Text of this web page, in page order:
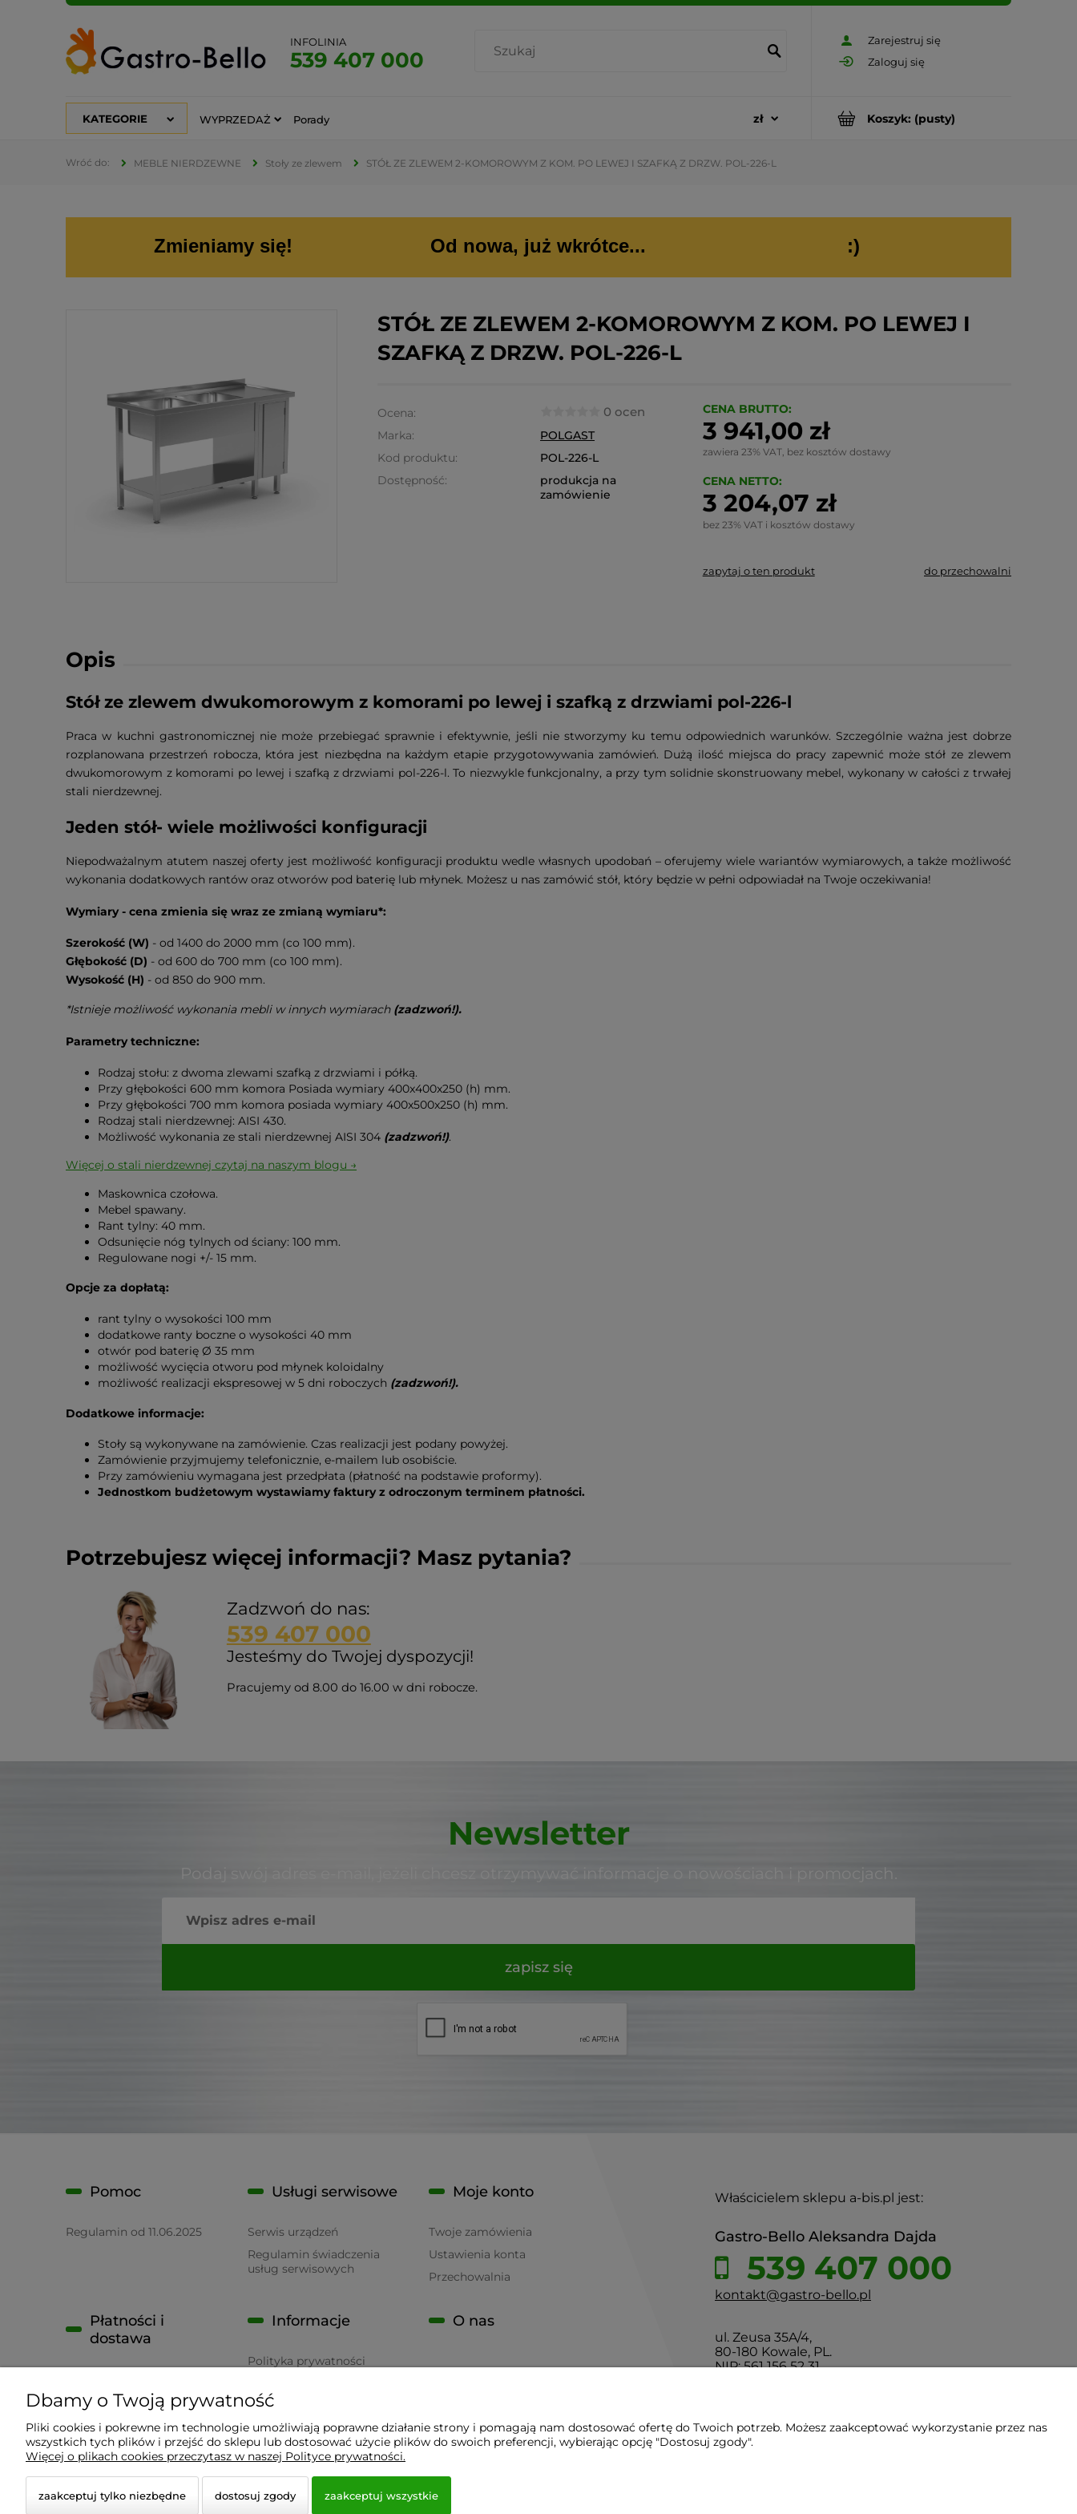
Zarejestruj się
Zaloguj się
INFOLINIA
539 407 000
Koszyk: (pusty)
KATEGORIE WYPRZEDAŻ Porady
MEBLE NIERDZEWNE Stoły ze zlewem STÓŁ ZE ZLEWEM 2-KOMOROWYM Z KOM. PO LEWEJ I SZAFKĄ Z DRZW. POL-226-L
Zmieniamy się! Od nowa, już wkrótce... :)
STÓŁ ZE ZLEWEM 2-KOMOROWYM Z KOM. PO LEWEJ I
SZAFKĄ Z DRZW. POL-226-L
Ocena: 0 ocen
Marka:
POLGAST
Kod produktu:
POL-226-L
Dostępność:
produkcja na
zamówienie
CENA BRUTTO:
3 941,00 zł
zawiera 23% VAT, bez kosztów dostawy
CENA NETTO:
3 204,07 zł
bez 23% VAT i kosztów dostawy
zapytaj o ten produkt do przechowalni
Opis
Stół ze zlewem dwukomorowym z komorami po lewej i szafką z drzwiami pol-226-l
Praca w kuchni gastronomicznej nie może przebiegać sprawnie i efektywnie, jeśli nie stworzymy ku temu odpowiednich warunków. Szczególnie ważna jest dobrze
rozplanowana przestrzeń robocza, która jest niezbędna na każdym etapie przygotowywania zamówień. Dużą ilość miejsca do pracy zapewnić może stół ze zlewem
dwukomorowym z komorami po lewej i szafką z drzwiami pol-226-l. To niezwykle funkcjonalny, a przy tym solidnie skonstruowany mebel, wykonany w całości z trwałej
stali nierdzewnej.
Jeden stół- wiele możliwości konfiguracji
Niepodważalnym atutem naszej oferty jest możliwość konfiguracji produktu wedle własnych upodobań – oferujemy wiele wariantów wymiarowych, a także możliwość
wykonania dodatkowych rantów oraz otworów pod baterię lub młynek. Możesz u nas zamówić stół, który będzie w pełni odpowiadał na Twoje oczekiwania!
Wymiary - cena zmienia się wraz ze zmianą wymiaru*:
Szerokość (W) - od 1400 do 2000 mm (co 100 mm).
Głębokość (D) - od 600 do 700 mm (co 100 mm).
Wysokość (H) - od 850 do 900 mm.
*Istnieje możliwość wykonania mebli w innych wymiarach (zadzwoń!).
Parametry techniczne:
Rodzaj stołu: z dwoma zlewami szafką z drzwiami i półką.
Przy głębokości 600 mm komora Posiada wymiary 400x400x250 (h) mm.
Przy głębokości 700 mm komora posiada wymiary 400x500x250 (h) mm.
Rodzaj stali nierdzewnej: AISI 430.
Możliwość wykonania ze stali nierdzewnej AISI 304 (zadzwoń!).
Więcej o stali nierdzewnej czytaj na naszym blogu →
Maskownica czołowa.
Mebel spawany.
Rant tylny: 40 mm.
Odsunięcie nóg tylnych od ściany: 100 mm.
Regulowane nogi +/- 15 mm.
Opcje za dopłatą:
rant tylny o wysokości 100 mm
dodatkowe ranty boczne o wysokości 40 mm
otwór pod baterię Ø 35 mm
możliwość wycięcia otworu pod młynek koloidalny
możliwość realizacji ekspresowej w 5 dni roboczych (zadzwoń!).
Dodatkowe informacje:
Stoły są wykonywane na zamówienie. Czas realizacji jest podany powyżej.
Zamówienie przyjmujemy telefonicznie, e-mailem lub osobiście.
Przy zamówieniu wymagana jest przedpłata (płatność na podstawie proformy).
Jednostkom budżetowym wystawiamy faktury z odroczonym terminem płatności.
Potrzebujesz więcej informacji? Masz pytania?
Zadzwoń do nas:
539 407 000
Jesteśmy do Twojej dyspozycji!
Pracujemy od 8.00 do 16.00 w dni robocze.
Newsletter
Podaj swój adres e-mail, jeżeli chcesz otrzymywać informacje o nowościach i promocjach.
zapisz się
Właścicielem sklepu a-bis.pl jest:
Gastro-Bello Aleksandra Dajda
539 407 000
kontakt@gastro-bello.pl
ul. Zeusa 35A/4,
80-180 Kowale, PL.
NIP: 561 156 52 31
Pomoc
Regulamin od 11.06.2025
Usługi serwisowe
Serwis urządzeń
Regulamin świadczenia
usług serwisowych
Moje konto
Twoje zamówienia
Ustawienia konta
Przechowalnia
Płatności i
dostawa
Czas realizacji zamówienia
Informacje
Polityka prywatności
O nas
Wyposażenie Gastronomii - Projekty Technologiczne - Sklep Gastronomiczny - Serwis Sprzętu Gastronomicznego | Gdańsk - Trójmiasto - Pomorskie
Dbamy o Twoją prywatność
Pliki cookies i pokrewne im technologie umożliwiają poprawne działanie strony i pomagają nam dostosować ofertę do Twoich potrzeb. Możesz zaakceptować wykorzystanie przez nas
wszystkich tych plików i przejść do sklepu lub dostosować użycie plików do swoich preferencji, wybierając opcję "Dostosuj zgody".
Więcej o plikach cookies przeczytasz w naszej Polityce prywatności.
zaakceptuj tylko niezbędne dostosuj zgody zaakceptuj wszystkie